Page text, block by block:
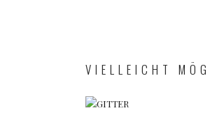
VIELLEICHT